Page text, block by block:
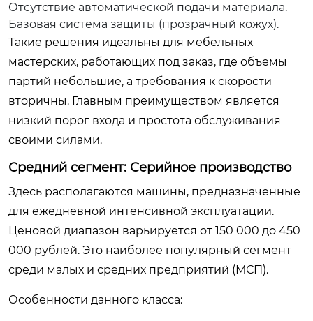
Отсутствие автоматической подачи материала.
Базовая система защиты (прозрачный кожух).
Такие решения идеальны для мебельных
мастерских, работающих под заказ, где объемы
партий небольшие, а требования к скорости
вторичны. Главным преимуществом является
низкий порог входа и простота обслуживания
своими силами.
Средний сегмент: Серийное производство
Здесь располагаются машины, предназначенные
для ежедневной интенсивной эксплуатации.
Ценовой диапазон варьируется от 150 000 до 450
000 рублей. Это наиболее популярный сегмент
среди малых и средних предприятий (МСП).
Особенности данного класса: